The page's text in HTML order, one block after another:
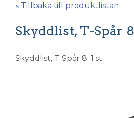
« Tillbaka till produktlistan
Skyddlist, T-Spår 8
Skyddlist, T-Spår 8. 1 st.